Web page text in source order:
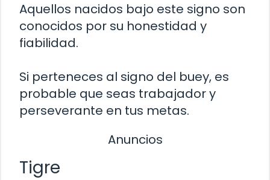
Aquellos nacidos bajo este signo son
conocidos por su honestidad y
fiabilidad.
Si perteneces al signo del buey, es
probable que seas trabajador y
perseverante en tus metas.
Anuncios
Tigre